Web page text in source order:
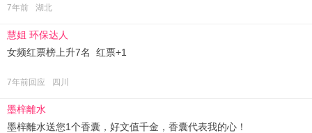
7年前 湖北
慧姐 环保达人
女频红票榜上升7名 红票+1
7年前回应 四川
墨梓離水
墨梓離水送您1个香囊，好文值千金，香囊代表我的心！